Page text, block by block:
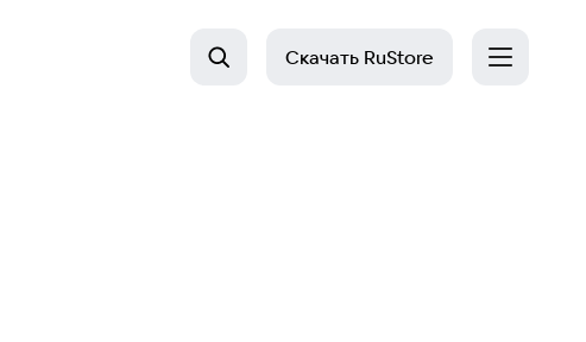
Скачать RuStore